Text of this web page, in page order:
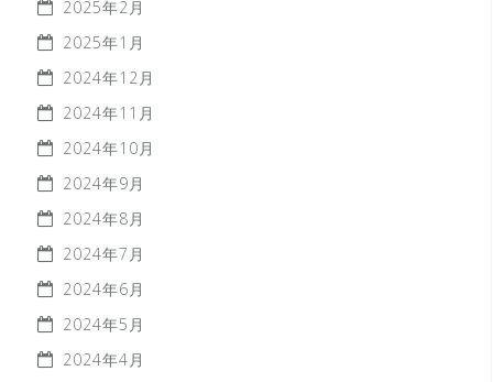
2025年2月
2025年1月
2024年12月
2024年11月
2024年10月
2024年9月
2024年8月
2024年7月
2024年6月
2024年5月
2024年4月